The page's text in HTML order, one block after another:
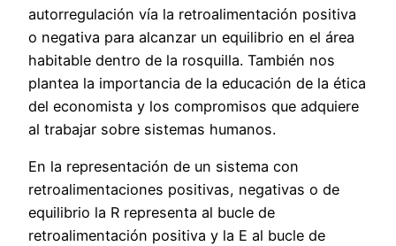
autorregulación vía la retroalimentación positiva
o negativa para alcanzar un equilibrio en el área
habitable dentro de la rosquilla. También nos
plantea la importancia de la educación de la ética
del economista y los compromisos que adquiere
al trabajar sobre sistemas humanos.
En la representación de un sistema con
retroalimentaciones positivas, negativas o de
equilibrio la R representa al bucle de
retroalimentación positiva y la E al bucle de